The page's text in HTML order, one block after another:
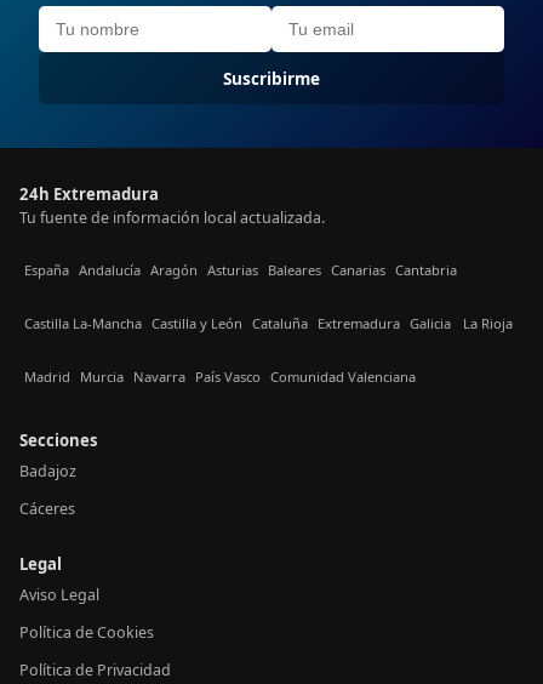
Suscribirme
24h Extremadura
Tu fuente de información local actualizada.
España Andalucía Aragón Asturias Baleares Canarias Cantabria
Castilla La-Mancha Castilla y León Cataluña Extremadura Galicia La Rioja
Madrid Murcia Navarra País Vasco Comunidad Valenciana
Secciones
Badajoz
Cáceres
Legal
Aviso Legal
Política de Cookies
Política de Privacidad